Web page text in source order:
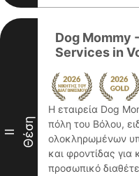
II Θέση
Dog Mommy
Services in
Η εταιρεία Dog
πόλη του Βόλου,
ολοκληρωμένων
και φροντίδας για
προσωπικό